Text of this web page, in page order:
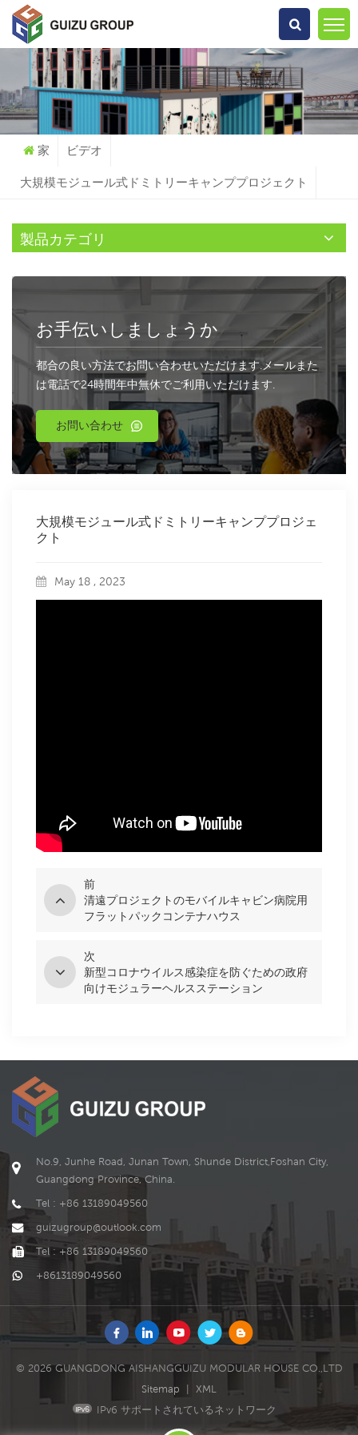
何を探していますか?
家 ビデオ
大規模モジュール式ドミトリーキャンププロジェクト
製品カテゴリ
お手伝いしましょうか
都合の良い方法でお問い合わせいただけます.メールまた
は電話で24時間年中無休でご利用いただけます.
お問い合わせ
大規模モジュール式ドミトリーキャンププロジェ
クト
May 18 , 2023
前
清遠プロジェクトのモバイルキャビン病院用
フラットパックコンテナハウス
次
新型コロナウイルス感染症を防ぐための政府
向けモジュラーヘルスステーション
No.9, Junhe Road, Junan Town, Shunde District,Foshan City,
Guangdong Province, China.
Tel : +86 13189049560
guizugroup@outlook.com
Tel : +86 13189049560
+8613189049560
© 2026 GUANGDONG AISHANGGUIZU MODULAR HOUSE CO.,LTD
Sitemap
XML
IPv6 サポートされているネットワーク